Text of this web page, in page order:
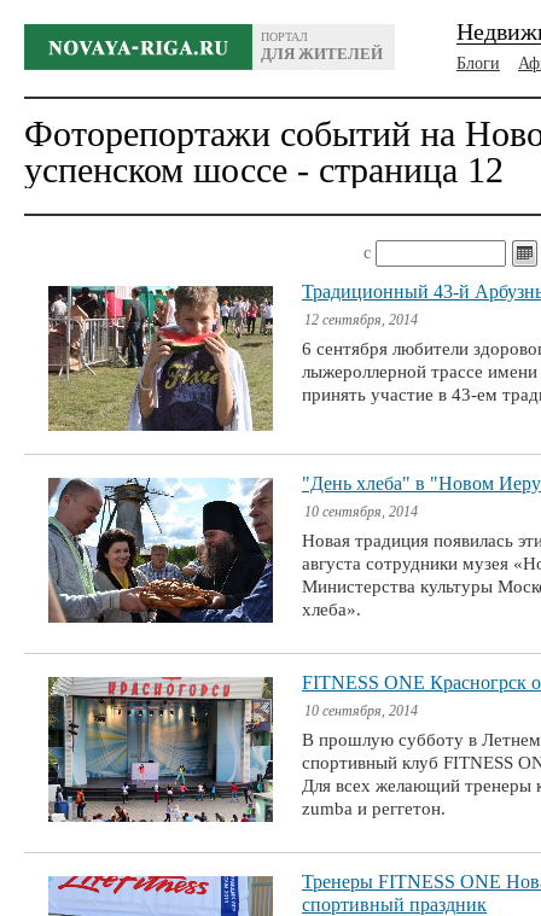
ПОРТАЛ
ДЛЯ ЖИТЕЛЕЙ
Блоги
Фоторепортажи событий на
успенском шоссе - страница 12
с
Традиционный 43-й
12 сентября, 2014
6 сентября любители
лыжероллерной трассе
принять участие в 43-ем
"День хлеба" в "Новом
10 сентября, 2014
Новая традиция появилась
августа сотрудники музея
Министерства культуры
хлеба».
FITNESS ONE Красногрск
10 сентября, 2014
В прошлую субботу в Летнем
спортивный клуб FITNESS
Для всех желающий тренеры
zumba и реггетон.
Тренеры FITNESS ONE
спортивный праздник